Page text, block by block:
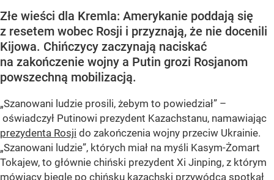
Złe wieści dla Kremla: Amerykanie poddają się
z resetem wobec Rosji i przyznają, że nie docenili
Kijowa. Chińczycy zaczynają naciskać
na zakończenie wojny a Putin grozi Rosjanom
powszechną mobilizacją.
„Szanowani ludzie prosili, żebym to powiedział” –
oświadczył Putinowi prezydent Kazachstanu, namawiając
prezydenta Rosji do zakończenia wojny przeciw Ukrainie.
„Szanowani ludzie”, których miał na myśli Kasym-Żomart
Tokajew, to głównie chiński prezydent Xi Jinping, z którym
mówiący biegle po chińsku kazachski przywódca spotkał